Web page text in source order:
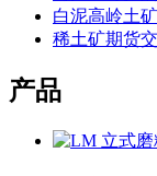
白泥高岭土
稀土矿期货
产品